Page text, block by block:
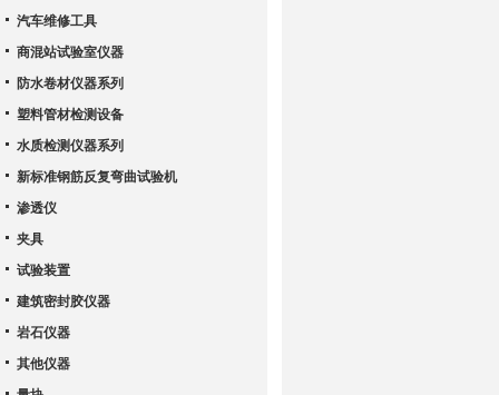
汽车维修工具
商混站试验室仪器
防水卷材仪器系列
塑料管材检测设备
水质检测仪器系列
新标准钢筋反复弯曲试验机
渗透仪
夹具
试验装置
建筑密封胶仪器
岩石仪器
其他仪器